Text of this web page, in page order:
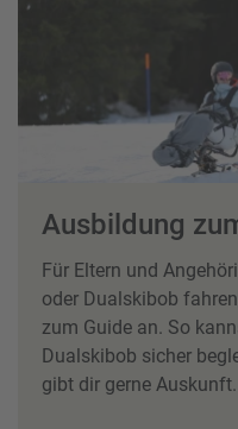
Ausbildung
Für Eltern und
oder Dualskibob
zum Guide an. So
Dualskibob sicher
gibt dir gerne Auskunft.